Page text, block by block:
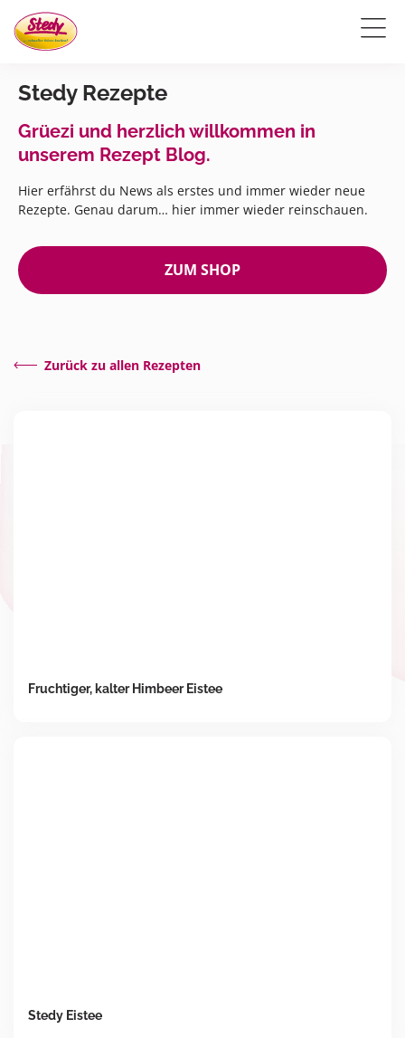
Stedy Rezepte
Grüezi und herzlich willkommen in
unserem Rezept Blog.
Hier erfährst du News als erstes und immer wieder neue
Rezepte. Genau darum… hier immer wieder reinschauen.
ZUM SHOP
Zurück zu allen Rezepten
Fruchtiger, kalter Himbeer Eistee
Stedy Eistee